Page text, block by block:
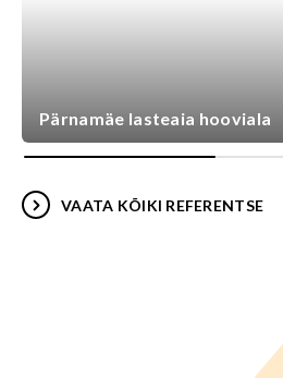
Pärnamäe lasteaia hooviala
VAATA KÕIKI REFERENTSE